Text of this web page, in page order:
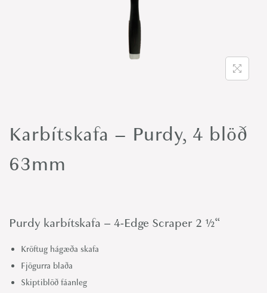
Karbítskafa – Purdy, 4 blöð
63mm
Purdy karbítskafa – 4-Edge Scraper 2 ½“
Kröftug hágæða skafa
Fjögurra blaða
Skiptiblöð fáanleg